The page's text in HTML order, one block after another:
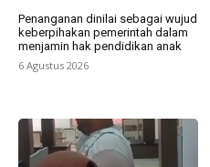
Penanganan dinilai sebagai wujud
keberpihakan pemerintah dalam
menjamin hak pendidikan anak
6 Agustus 2026